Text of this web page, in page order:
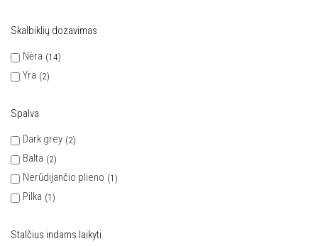
Skalbiklių dozavimas
Nėra
14
Yra 2
Spalva
Dark grey 2
Balta 2
Nerūdijančio plieno 1
Pilka 1
Stalčius indams laikyti